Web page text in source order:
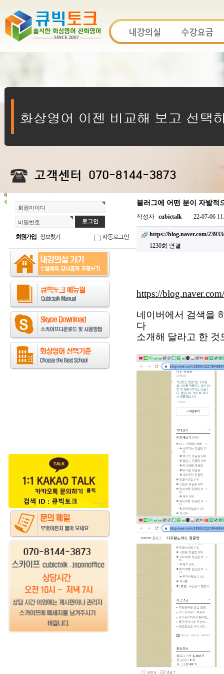
회원아이디
비밀번호
회원가입 정보찾기 자동로그인
블러그에 어떤 분이 자발적
작성자 cubictalk 22-07-06
https://blog.naver.com/
1230회 연결
https://
네이버에서 검색을
다
소개해 달라고 한